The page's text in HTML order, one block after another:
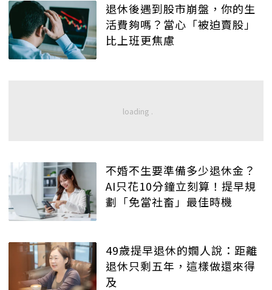
退休後遇到股市崩盤，你的生
活費夠嗎？當心「被迫賣股」
比上班更焦慮
不婚不生要準備多少退休金？
AI只花10分鐘立刻算！提早規
劃「免當社畜」最佳時機
49歲提早退休的嫺人說：距離
退休只剩五年，這樣做還來得
及